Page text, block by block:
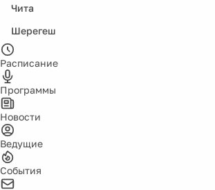
Чита
Шерегеш
Расписание
Программы
Новости
Ведущие
События